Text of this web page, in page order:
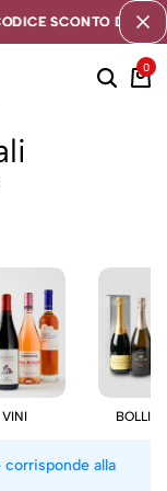
SCONTO DI 5€
SCONTO DI 5€
SCONTO DI 5€
0
VINI
alla